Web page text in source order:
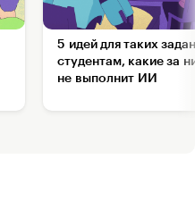
5 идей для таких
студентам, какие за
не выполнит ИИ